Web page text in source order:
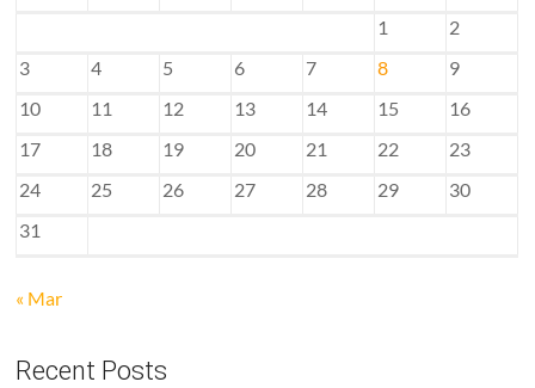
1
2
3
4 5 6 7 8
9
10
11 12 13 14 15
16
17
18 19 20 21 22
23
24
25 26 27 28 29
30
31
« Mar
Recent Posts